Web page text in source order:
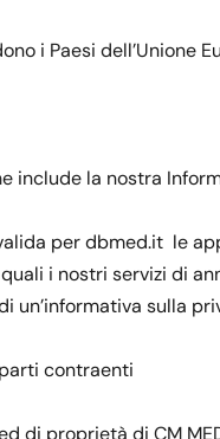
i Paesi dell’Unione
include la nostra
per dbmed.it le
i nostri servizi di
un’informativa sulla
contraenti
di proprietà di CM